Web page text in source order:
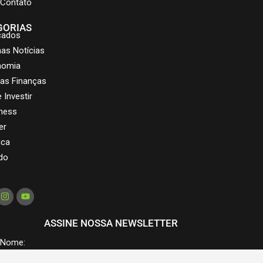
Notícias
Finanças
Investir
ASSINE NOSSA NEWSLETTER
Nome: